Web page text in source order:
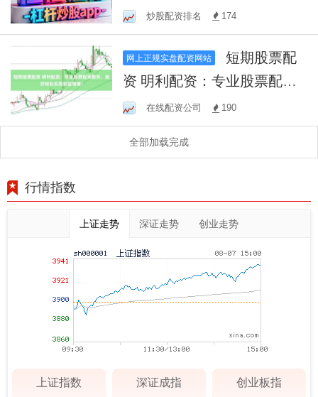
市场的杠杆结构稳定性评估
对极端情境
炒股配资排名 174
网上正规实盘配资网站
资 明利配资：专业股票配资
服务，助您轻松实现财富增
值！
在线配资公司 190
全部加载完成
行情指数
上证走势 深证走势 创业走势
上证指数 深证成指 创业板指